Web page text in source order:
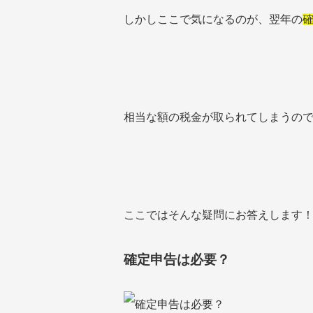
しかしここで気になるのが、翌年の
相当な額の税金が取られてしまうの
ここではそんな疑問にお答えします！
確定申告は必要？